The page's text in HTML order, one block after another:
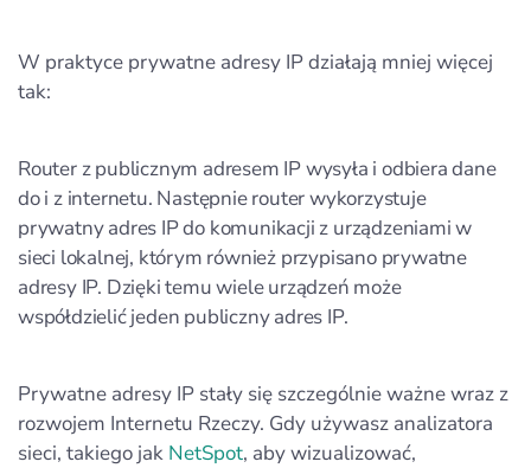
W praktyce prywatne adresy IP działają mniej więcej
tak:
Router z publicznym adresem IP wysyła i odbiera dane
do i z internetu. Następnie router wykorzystuje
prywatny adres IP do komunikacji z urządzeniami w
sieci lokalnej, którym również przypisano prywatne
adresy IP. Dzięki temu wiele urządzeń może
współdzielić jeden publiczny adres IP.
Prywatne adresy IP stały się szczególnie ważne wraz z
rozwojem Internetu Rzeczy. Gdy używasz analizatora
sieci, takiego jak NetSpot, aby wizualizować,